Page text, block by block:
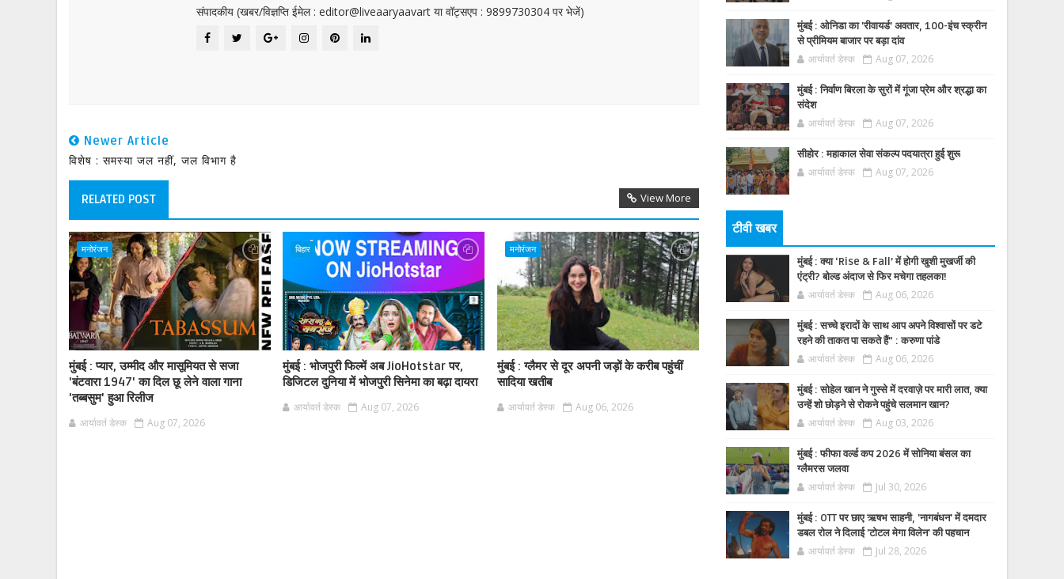
संपादकीय (खबर/विज्ञप्ति ईमेल : editor@liveaaryaavart या वॉट्सएप : 9899730304 पर भेजें)
Newer Article
विशेष : समस्या जल नहीं, जल विभाग है
RELATED POST View More
मनोरंजन
मुंबई : प्यार, उम्मीद और मासूमियत से सजा
'बंटवारा 1947' का दिल छू लेने वाला गाना
'तब्बसुम' हुआ रिलीज
आर्यावर्त डेस्क Aug 07, 2026
बिहार
मुंबई : भोजपुरी फिल्में अब JioHotstar पर,
डिजिटल दुनिया में भोजपुरी सिनेमा का बढ़ा दायरा
आर्यावर्त डेस्क Aug 07, 2026
मनोरंजन
मुंबई : ग्लैमर से दूर अपनी जड़ों के करीब पहुंचीं
सादिया खतीब
आर्यावर्त डेस्क Aug 06, 2026
मुंबई : ओनिडा का 'रीवायर्ड’ अवतार, 100-इंच स्क्रीन
से प्रीमियम बाजार पर बड़ा दांव
आर्यावर्त डेस्क Aug 07, 2026
मुंबई : निर्वाण बिरला के सुरों में गूंजा प्रेम और श्रद्धा का
संदेश
आर्यावर्त डेस्क Aug 07, 2026
सीहोर : महाकाल सेवा संकल्प पदयात्रा हुई शुरू
आर्यावर्त डेस्क Aug 07, 2026
टीवी खबर
मुंबई : क्या ‘Rise & Fall’ में होगी खुशी मुखर्जी की
एंट्री? बोल्ड अंदाज से फिर मचेगा तहलका!
आर्यावर्त डेस्क Aug 06, 2026
मुंबई : सच्चे इरादों के साथ आप अपने विश्वासों पर डटे
रहने की ताकत पा सकते हैं” : करुणा पांडे
आर्यावर्त डेस्क Aug 06, 2026
मुंबई : सोहेल खान ने गुस्से में दरवाज़े पर मारी लात, क्या
उन्हें शो छोड़ने से रोकने पहुंचे सलमान खान?
आर्यावर्त डेस्क Aug 03, 2026
मुंबई : फीफा वर्ल्ड कप 2026 में सोनिया बंसल का
ग्लैमरस जलवा
आर्यावर्त डेस्क Jul 30, 2026
मुंबई : OTT पर छाए ऋषभ साहनी, 'नागबंधन' में दमदार
डबल रोल ने दिलाई 'टोटल मेगा विलेन' की पहचान
आर्यावर्त डेस्क Jul 28, 2026